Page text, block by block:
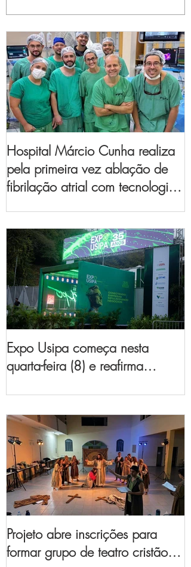
Hospital Márcio Cunha realiza
pela primeira vez ablação de
fibrilação atrial com tecnologia
Expo Usipa começa nesta
quarta-feira (8) e reafirma
prestação de serviços de Minas
Gerais
Projeto abre inscrições para
formar grupo de teatro cristão